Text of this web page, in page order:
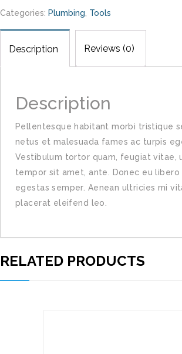
Categories: Plumbing Tools
Description Reviews (0)
Description
Pellentesque habitant morbi tristique
netus et malesuada fames ac turpis
Vestibulum tortor quam, feugiat vitae,
tempor sit amet, ante. Donec eu libero
egestas semper. Aenean ultricies mi
placerat eleifend leo.
RELATED PRODUCTS